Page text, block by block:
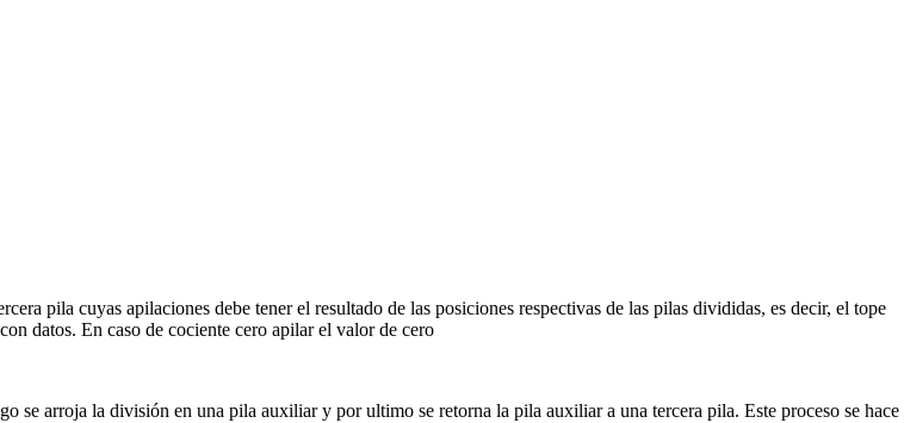
pila cuyas apilaciones debe tener el resultado de las posiciones respectivas de las pilas divididas, es decir, el tope
datos. En caso de cociente cero apilar el valor de cero
se arroja la división en una pila auxiliar y por ultimo se retorna la pila auxiliar a una tercera pila. Este proceso se hace